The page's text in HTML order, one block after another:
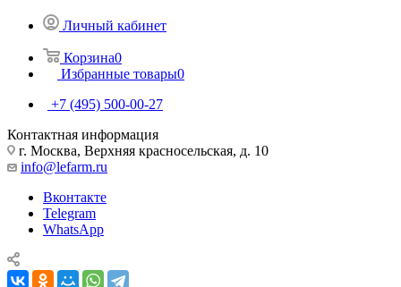
Личный кабинет
Корзина0
Избранные товары0
+7 (495) 500-00-27
Контактная информация
г. Москва, Верхняя красносельская, д. 10
info@lefarm.ru
Вконтакте
Telegram
WhatsApp